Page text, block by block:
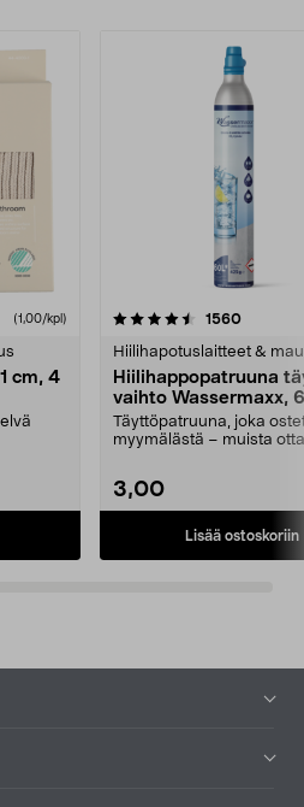
(1,00/kpl)
cm, 4
1560
Hiilihapotuslaitteet &
Hiilihappopatruuna
vaihto Wassermaxx,
Täyttöpatruuna, joka
myymälästä – muista
3,00
Lisää ostoskoriin
4.5viidestä